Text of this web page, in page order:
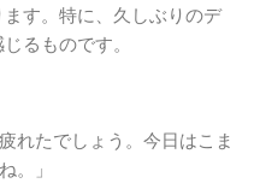
す。特に、久しぶりのデ
るものです。
れたでしょう。今日はこま
。」